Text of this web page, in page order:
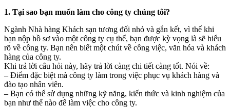
1. Tại sao bạn muốn làm cho công ty chúng tôi?
Ngành Nhà hàng Khách sạn tương đối nhỏ và gắn kết, vì thế khi
bạn nộp hồ sơ vào một công ty cụ thể, bạn được kỳ vọng là sẽ hiểu
rõ về công ty. Bạn nên biết một chút về công việc, văn hóa và khách
hàng của công ty.
Khi trả lời câu hỏi này, hãy trả lời càng chi tiết càng tốt. Nói về:
– Điểm đặc biệt mà công ty làm trong việc phục vụ khách hàng và
đào tạo nhân viên.
– Bạn có thể sử dụng những kỹ năng, kiến thức và kinh nghiệm của
bạn như thế nào để làm việc cho công ty.